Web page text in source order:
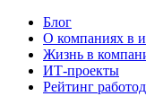
Блог
О компаниях в
Жизнь в
ИТ-проекты
Рейтинг